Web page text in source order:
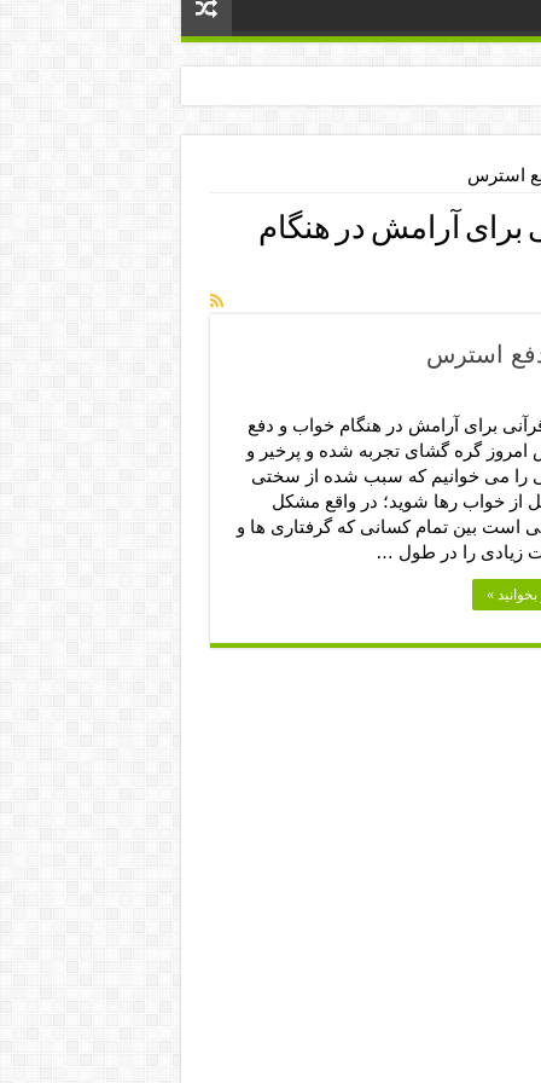
استرس
برای آرامش در هنگام
استرس
برای آرامش در هنگام خواب و دفع
گره گشای تجربه شده و پرخیر و
را می خوانیم که سبب شده از سختی
از خواب رها شوید؛ در واقع مشکل
است بین تمام کسانی که گرفتاری ها و
زیادی را در طول …
»